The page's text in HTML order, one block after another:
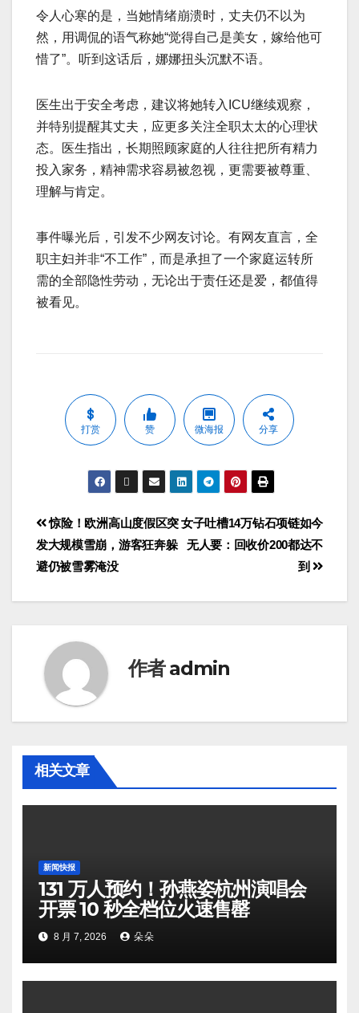
令人心寒的是，当她情绪崩溃时，丈夫仍不以为
然，用调侃的语气称她“觉得自己是美女，嫁给他可
惜了”。听到这话后，娜娜扭头沉默不语。
医生出于安全考虑，建议将她转入ICU继续观察，
并特别提醒其丈夫，应更多关注全职太太的心理状
态。医生指出，长期照顾家庭的人往往把所有精力
投入家务，精神需求容易被忽视，更需要被尊重、
理解与肯定。
事件曝光后，引发不少网友讨论。有网友直言，全
职主妇并非“不工作”，而是承担了一个家庭运转所
需的全部隐性劳动，无论出于责任还是爱，都值得
被看见。
打赏 赞 微海报 分享
女子吐槽14万钻石项链如今
无人要：回收价200都达不
到
惊险！欧洲高山度假区突
发大规模雪崩，游客狂奔躲
避仍被雪雾淹没
作者admin
相关文章
新闻快报
131 万人预约！孙燕姿杭州演唱会
开票 10 秒全档位火速售罄
8 月 7, 2026 朵朵